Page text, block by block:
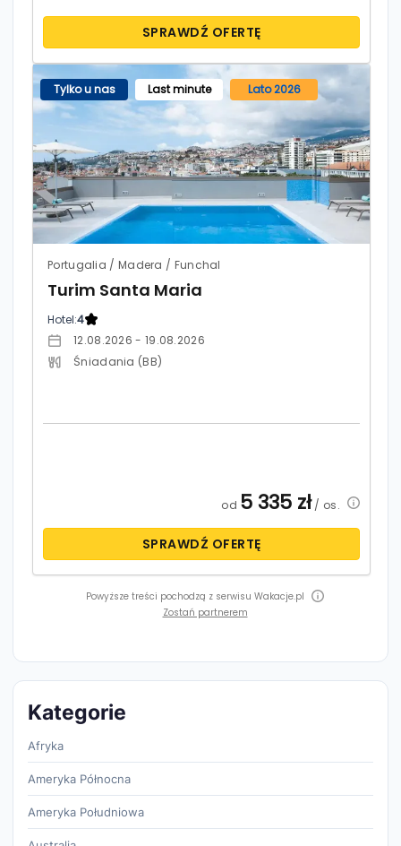
SPRAWDŹ OFERTĘ
Tylko u nas Last minute Lato 2026
Portugalia / Madera / Funchal
Turim Santa Maria
Hotel:4
12.08.2026 - 19.08.2026
Śniadania (BB)
od 5 335 zł/ os.
SPRAWDŹ OFERTĘ
Powyższe treści pochodzą z serwisu Wakacje.pl
Zostań partnerem
Kategorie
Afryka
Ameryka Północna
Ameryka Południowa